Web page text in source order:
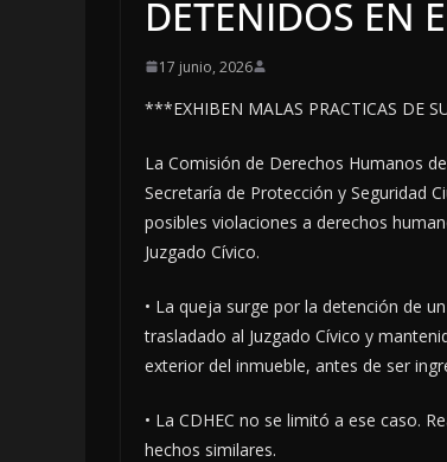
DETENIDOS EN
17 junio, 2026
***EXHIBEN MALAS PRACTICAS DE
La Comisión de Derechos Humanos
Secretaría de Protección y Seguridad
posibles violaciones a derechos
Juzgado Cívico.
• La queja surge por la detención de
trasladado al Juzgado Cívico y
exterior del inmueble, antes de ser
• La CDHEC no se limitó a ese caso.
hechos similares.